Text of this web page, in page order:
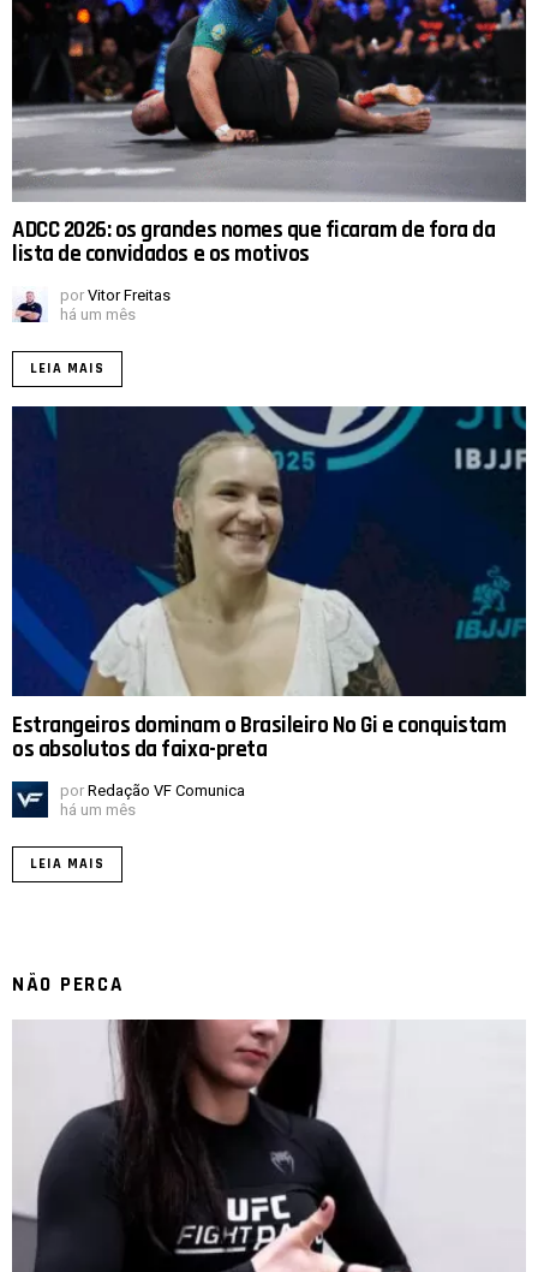
ADCC 2026: os grandes nomes que ficaram de fora da
lista de convidados e os motivos
por Vitor Freitas
há um mês
LEIA MAIS
Estrangeiros dominam o Brasileiro No Gi e conquistam
os absolutos da faixa-preta
por Redação VF Comunica
há um mês
LEIA MAIS
NÃO PERCA